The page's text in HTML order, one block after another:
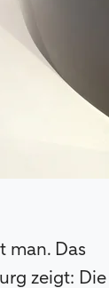
man. Das
zeigt: Die